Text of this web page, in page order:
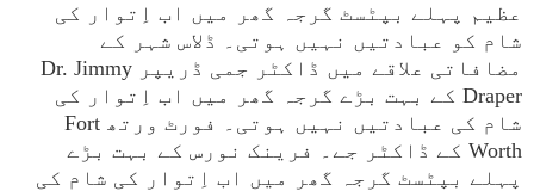
عظیم پہلے بپٹسٹ گرجہ گھر میں اب اِتوار کی
شام کو عبادتیں نہیں ہوتی۔ ڈلاس شہر کے
مضافاتی علاقے میں ڈاکٹر جمی ڈریپر Dr. Jimmy
Draper کے بہت بڑے گرجہ گھر میں اب اِتوار کی
شام کی عبادتیں نہیں ہوتی۔ فورٹ ورتھ Fort
Worth کے ڈاکٹر جے۔ فرینک نورس کے بہت بڑے
پہلے بپٹسٹ گرجہ گھر میں اب اِتوار کی شام کی